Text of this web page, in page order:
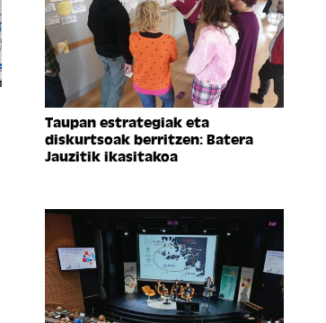
Taupan estrategiak eta
diskurtsoak berritzen: Batera
Jauzitik ikasitakoa